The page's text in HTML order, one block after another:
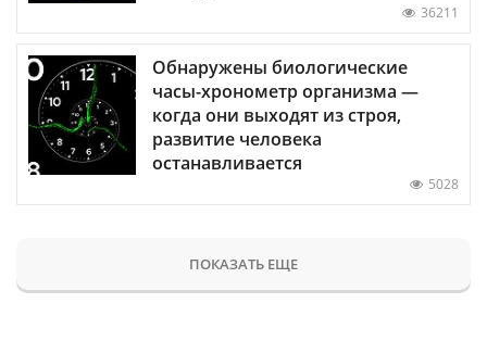
36211
Обнаружены биологические
часы-хронометр организма —
когда они выходят из строя,
развитие человека
останавливается
5028
ПОКАЗАТЬ ЕЩЕ